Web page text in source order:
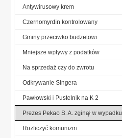
Antywirusowy krem
Czernomyrdin kontrolowany
Gminy przeciwko budżetowi
Mniejsze wpływy z podatków
Na sprzedaż czy do zwrotu
Odkrywanie Singera
Pawłowski i Pustelnik na K 2
Prezes Pekao S. A. zginął w wypadku
Rozliczyć komunizm